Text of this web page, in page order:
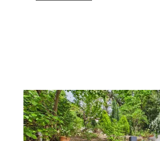
FONTENAY AUX ROSES 92
175 m2, 7 pièces
Ref : 1013